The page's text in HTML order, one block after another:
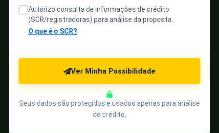
Autorizo consulta de informações de crédito
(SCR/registradoras) para análise da proposta.
O que é o SCR?
Ver Minha Possibilidade
Seus dados são protegidos e usados apenas para análise
de crédito.